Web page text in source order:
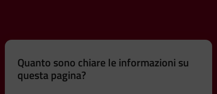
Quanto sono chiare le informazioni su
questa pagina?